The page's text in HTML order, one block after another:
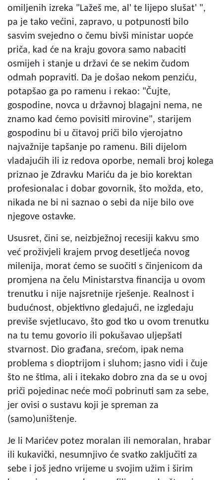
omiljenih izreka "Lažeš me, al' te lijepo slušat' ",
pa je tako većini, zapravo, u potpunosti bilo
sasvim svejedno o čemu bivši ministar uopće
priča, kad će na kraju govora samo nabaciti
osmijeh i stanje u državi će se nekim čudom
odmah popraviti. Da je došao nekom penziću,
potapšao ga po ramenu i rekao: "Čujte,
gospodine, novca u državnoj blagajni nema, ne
znamo kad ćemo povisiti mirovine", starijem
gospodinu bi u čitavoj priči bilo vjerojatno
najvažnije tapšanje po ramenu. Bili dijelom
vladajućih ili iz redova oporbe, nemali broj kolega
priznao je Zdravku Mariću da je bio korektan
profesionalac i dobar govornik, što možda, eto,
nikada ne bi ni saznao o sebi da nije bilo ove
njegove ostavke.
Ususret, čini se, neizbježnoj recesiji kakvu smo
već proživjeli krajem prvog desetljeća novog
milenija, morat ćemo se suočiti s činjenicom da
promjena na čelu Ministarstva financija u ovom
trenutku i nije najsretnije rješenje. Realnost i
budućnost, objektivno gledajući, ne izgledaju
previše svjetlucavo, što god tko u ovom trenutku
na tu temu govorio ili pokušavao uljepšati
stvarnost. Dio građana, srećom, ipak nema
problema s dioptrijom i sluhom; jasno vidi i čuje
što ne štima, ali i itekako dobro zna da se u ovoj
priči pojedinac neće moći pobrinuti sam za sebe,
jer ovisi o sustavu koji je spreman za
(samo)uništenje.
Je li Marićev potez moralan ili nemoralan, hrabar
ili kukavički, nesumnjivo će svatko zaključiti za
sebe i još jedno vrijeme u svojim užim i širim